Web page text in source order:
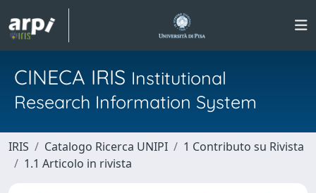
CINECA IRIS Institutional
Research Information System
IRIS Catalogo Ricerca UNIPI
1 Contributo su Rivista
1.1 Articolo in rivista